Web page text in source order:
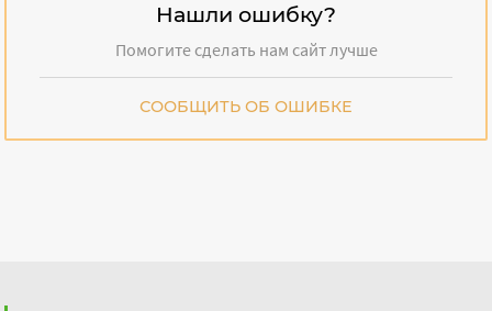
Нашли ошибку?
Помогите сделать нам сайт лучше
СООБЩИТЬ ОБ ОШИБКЕ